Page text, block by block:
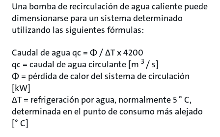
Una bomba de recirculación de agua caliente puede
dimensionarse para un sistema determinado
utilizando las siguientes fórmulas:
Caudal de agua qc = Φ / ΔT x 4200
qc = caudal de agua circulante [m 3 / s]
Φ = pérdida de calor del sistema de circulación
[kW]
ΔT = refrigeración por agua, normalmente 5 ° C,
determinada en el punto de consumo más alejado
[° C]